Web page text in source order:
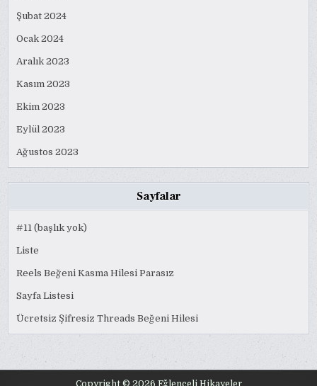
Şubat 2024
Ocak 2024
Aralık 2023
Kasım 2023
Ekim 2023
Eylül 2023
Ağustos 2023
Sayfalar
#11 (başlık yok)
Liste
Reels Beğeni Kasma Hilesi Parasız
Sayfa Listesi
Ücretsiz Şifresiz Threads Beğeni Hilesi
Copyright © 2026 Eğlenceli Hikayeler